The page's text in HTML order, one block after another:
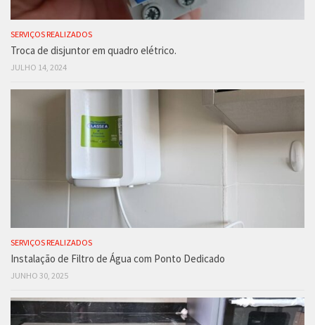
SERVIÇOS REALIZADOS
Troca de disjuntor em quadro elétrico.
JULHO 14, 2024
SERVIÇOS REALIZADOS
Instalação de Filtro de Água com Ponto Dedicado
JUNHO 30, 2025